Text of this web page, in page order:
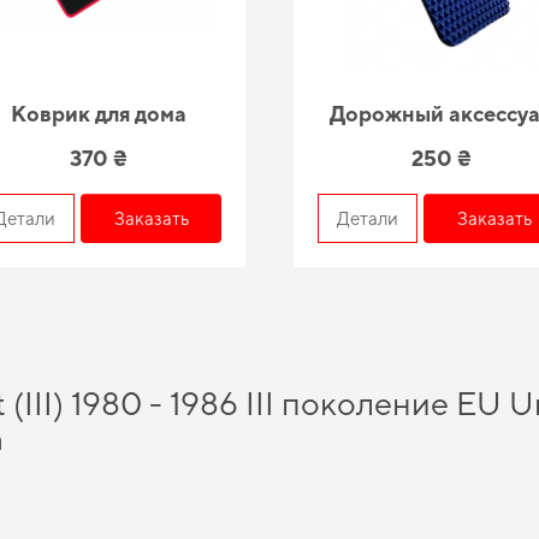
Коврик для дома
370 ₴
Заказать
Дорожный
250 ₴
Детали Заказать
1980 - 1986 III поколение EU
которые помогут существенно обновить ваш автомобиль, а именно
-
позволяет нам обеспечивать великолепную актуальность и